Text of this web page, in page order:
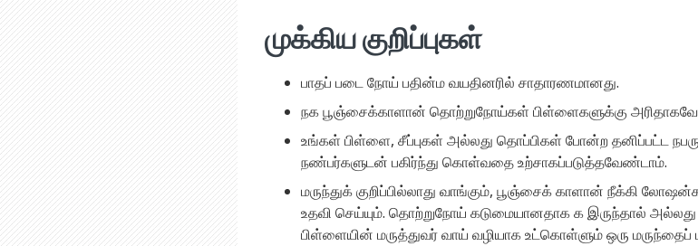
முக்கிய குறிப்புகள்
பாதப் படை நோய் பதின்ம வயதினரில் சாதாரணமானது.
நக பூஞ்சைக்காளான் தொற்றுநோய்கள் பிள்ளைகளுக்கு அரிதாகவே
உங்கள் பிள்ளை, சீப்புகள் அல்லது தொப்பிகள் போன்ற தனிப்பட்ட
நண்பர்களுடன் பகிர்ந்து கொள்வதை உற்சாகப்படுத்தவேண்டாம்.
மருந்துக் குறிப்பில்லாது வாங்கும், பூஞ்சைக் காளான் நீக்கி
உதவி செய்யும். தொற்றுநோய் கடுமையானதாக க இருந்தால் அல்லது
பிள்ளையின் மருத்துவர் வாய் வழியாக உட்கொள்ளும் ஒரு மருந்தைப்